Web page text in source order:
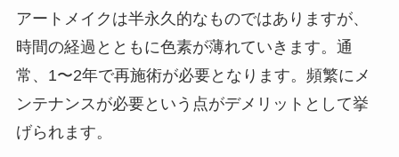
アートメイクは半永久的なものではありますが、
時間の経過とともに色素が薄れていきます。通
常、1〜2年で再施術が必要となります。頻繁にメ
ンテナンスが必要という点がデメリットとして挙
げられます。